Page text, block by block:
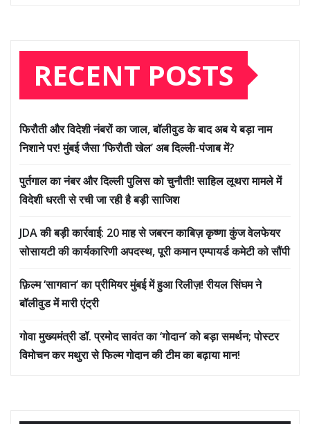
RECENT POSTS
फिरौती और विदेशी नंबरों का जाल, बॉलीवुड के बाद अब ये बड़ा नाम
निशाने पर! मुंबई जैसा ‘फिरौती खेल’ अब दिल्ली-पंजाब में?
पुर्तगाल का नंबर और दिल्ली पुलिस को चुनौती! साहिल लूथरा मामले में
विदेशी धरती से रची जा रही है बड़ी साजिश
JDA की बड़ी कार्रवाई: 20 माह से जबरन काबिज़ कृष्णा कुंज वेलफेयर
सोसायटी की कार्यकारिणी अपदस्थ, पूरी कमान एम्पायर्ड कमेटी को सौंपी
फ़िल्म ‘सागवान’ का प्रीमियर मुंबई में हुआ रिलीज़! रीयल सिंघम ने
बॉलीवुड में मारी एंट्री
गोवा मुख्यमंत्री डॉ. प्रमोद सावंत का ‘गोदान’ को बड़ा समर्थन; पोस्टर
विमोचन कर मथुरा से फिल्म गोदान की टीम का बढ़ाया मान!